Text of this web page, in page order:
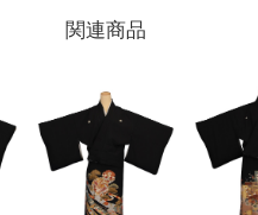
関連商品